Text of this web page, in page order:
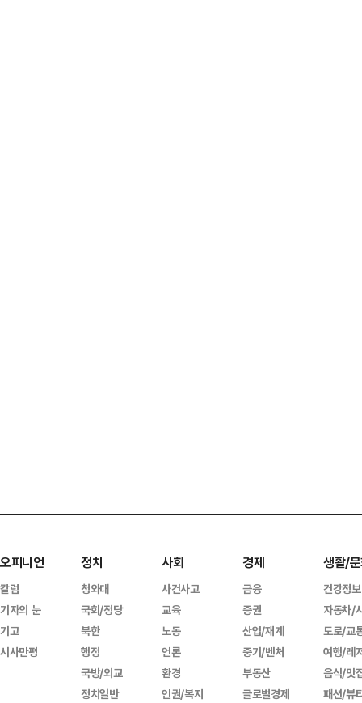
오피니언
칼럼
기자의 눈
기고
시사만평
정치
청와대
국회/정당
북한
행정
국방/외교
정치일반
사회
사건사고
교육
노동
언론
환경
인권/복지
경제
금융
증권
산업/재계
중기/벤처
부동산
글로벌경제
생활/
건강정보
자동차/
도로/교
여행/레
음식/맛
패션/뷰